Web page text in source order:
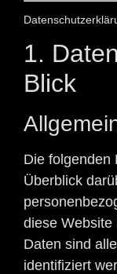
1.
Blick
Die folgenden
Überblick
diese Website
Daten sind
identifiziert